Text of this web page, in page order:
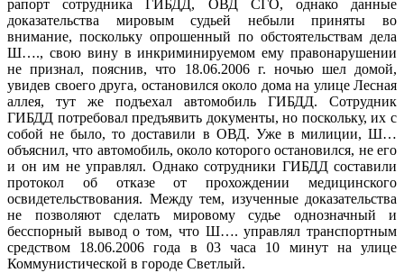
рапорт сотрудника ГИБДД, ОВД СГО, однако данные
доказательства мировым судьей небыли приняты во
внимание, поскольку опрошенный по обстоятельствам дела
Ш…., свою вину в инкриминируемом ему правонарушении
не признал, пояснив, что 18.06.2006 г. ночью шел домой,
увидев своего друга, остановился около дома на улице Лесная
аллея, тут же подъехал автомобиль ГИБДД. Сотрудник
ГИБДД потребовал предъявить документы, но поскольку, их с
собой не было, то доставили в ОВД. Уже в милиции, Ш…
объяснил, что автомобиль, около которого остановился, не его
и он им не управлял. Однако сотрудники ГИБДД составили
протокол об отказе от прохождении медицинского
освидетельствования. Между тем, изученные доказательства
не позволяют сделать мировому судье однозначный и
бесспорный вывод о том, что Ш…. управлял транспортным
средством 18.06.2006 года в 03 часа 10 минут на улице
Коммунистической в городе Светлый.